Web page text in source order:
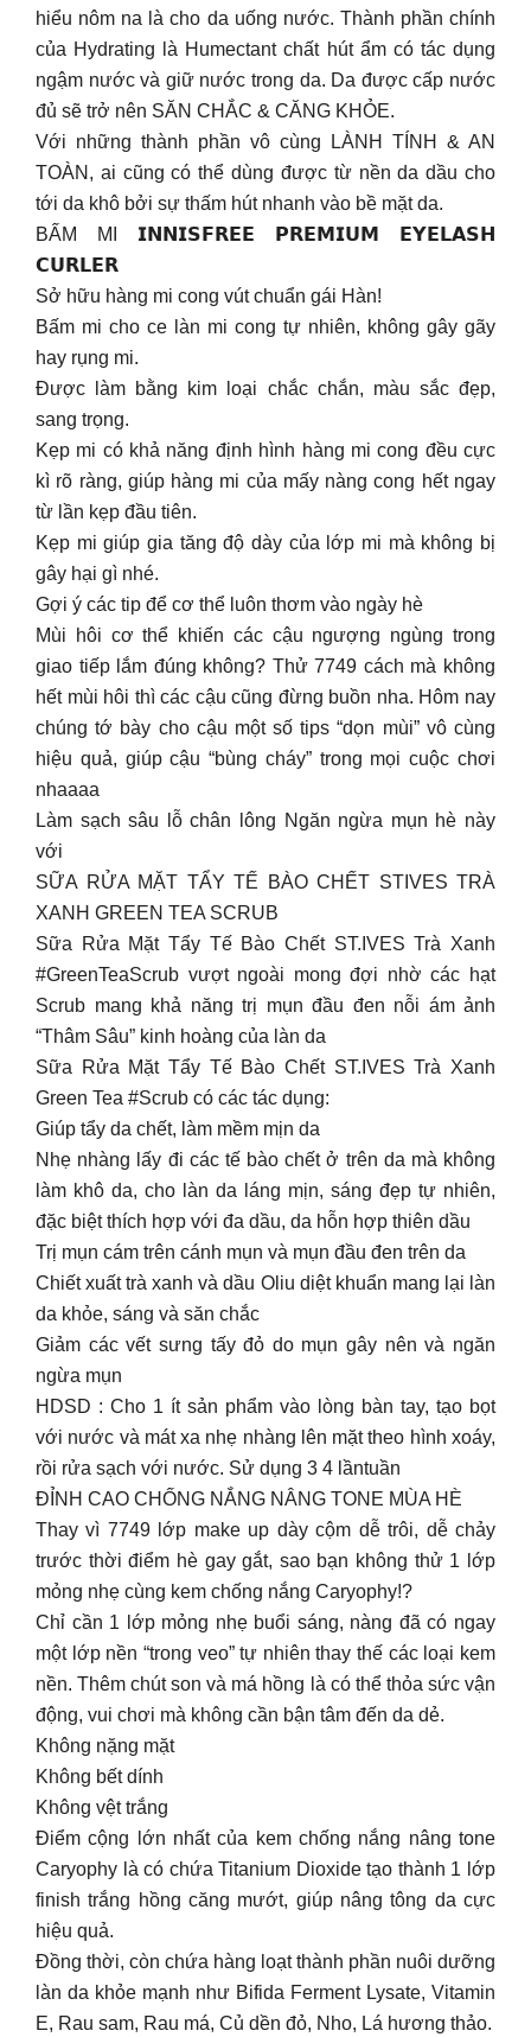
hiểu nôm na là cho da uống nước. Thành phần chính
của Hydrating là Humectant chất hút ẩm có tác dụng
ngậm nước và giữ nước trong da. Da được cấp nước
đủ sẽ trở nên SĂN CHẮC & CĂNG KHỎE.
Với những thành phần vô cùng LÀNH TÍNH & AN
TOÀN, ai cũng có thể dùng được từ nền da dầu cho
tới da khô bởi sự thấm hút nhanh vào bề mặt da.
BẤM MI 𝗜𝗡𝗡𝗜𝗦𝗙𝗥𝗘𝗘 𝗣𝗥𝗘𝗠𝗜𝗨𝗠 𝗘𝗬𝗘𝗟𝗔𝗦𝗛
𝗖𝗨𝗥𝗟𝗘𝗥
Sở hữu hàng mi cong vút chuẩn gái Hàn!
Bấm mi cho ce làn mi cong tự nhiên, không gây gãy
hay rụng mi.
Được làm bằng kim loại chắc chắn, màu sắc đẹp,
sang trọng.
Kẹp mi có khả năng định hình hàng mi cong đều cực
kì rõ ràng, giúp hàng mi của mấy nàng cong hết ngay
từ lần kẹp đầu tiên.
Kẹp mi giúp gia tăng độ dày của lớp mi mà không bị
gây hại gì nhé.
Gợi ý các tip để cơ thể luôn thơm vào ngày hè
Mùi hôi cơ thể khiến các cậu ngượng ngùng trong
giao tiếp lắm đúng không? Thử 7749 cách mà không
hết mùi hôi thì các cậu cũng đừng buồn nha. Hôm nay
chúng tớ bày cho cậu một số tips “dọn mùi” vô cùng
hiệu quả, giúp cậu “bùng cháy” trong mọi cuộc chơi
nhaaaa
Làm sạch sâu lỗ chân lông Ngăn ngừa mụn hè này
với
SỮA RỬA MẶT TẨY TẾ BÀO CHẾT STIVES TRÀ
XANH GREEN TEA SCRUB
Sữa Rửa Mặt Tẩy Tế Bào Chết ST.IVES Trà Xanh
#GreenTeaScrub vượt ngoài mong đợi nhờ các hạt
Scrub mang khả năng trị mụn đầu đen nỗi ám ảnh
“Thâm Sâu” kinh hoàng của làn da
Sữa Rửa Mặt Tẩy Tế Bào Chết ST.IVES Trà Xanh
Green Tea #Scrub có các tác dụng:
Giúp tẩy da chết, làm mềm mịn da
Nhẹ nhàng lấy đi các tế bào chết ở trên da mà không
làm khô da, cho làn da láng mịn, sáng đẹp tự nhiên,
đặc biệt thích hợp với đa dầu, da hỗn hợp thiên dầu
Trị mụn cám trên cánh mụn và mụn đầu đen trên da
Chiết xuất trà xanh và dầu Oliu diệt khuẩn mang lại làn
da khỏe, sáng và săn chắc
Giảm các vết sưng tấy đỏ do mụn gây nên và ngăn
ngừa mụn
HDSD : Cho 1 ít sản phẩm vào lòng bàn tay, tạo bọt
với nước và mát xa nhẹ nhàng lên mặt theo hình xoáy,
rồi rửa sạch với nước. Sử dụng 3 4 lầntuần
ĐỈNH CAO CHỐNG NẮNG NÂNG TONE MÙA HÈ
Thay vì 7749 lớp make up dày cộm dễ trôi, dễ chảy
trước thời điểm hè gay gắt, sao bạn không thử 1 lớp
mỏng nhẹ cùng kem chống nắng Caryophy!?
Chỉ cần 1 lớp mỏng nhẹ buổi sáng, nàng đã có ngay
một lớp nền “trong veo” tự nhiên thay thế các loại kem
nền. Thêm chút son và má hồng là có thể thỏa sức vận
động, vui chơi mà không cần bận tâm đến da dẻ.
Không nặng mặt
Không bết dính
Không vệt trắng
Điểm cộng lớn nhất của kem chống nắng nâng tone
Caryophy là có chứa Titanium Dioxide tạo thành 1 lớp
finish trắng hồng căng mướt, giúp nâng tông da cực
hiệu quả.
Đồng thời, còn chứa hàng loạt thành phần nuôi dưỡng
làn da khỏe mạnh như Bifida Ferment Lysate, Vitamin
E, Rau sam, Rau má, Củ dền đỏ, Nho, Lá hương thảo.